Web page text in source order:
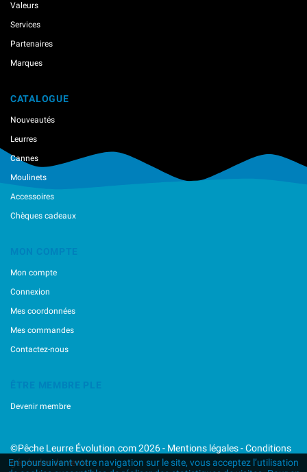
Valeurs
Services
Partenaires
Marques
CATALOGUE
Nouveautés
Leurres
Cannes
Moulinets
Accessoires
Chèques cadeaux
MON COMPTE
Mon compte
Connexion
Mes coordonnées
Mes commandes
Contactez-nous
ÊTRE MEMBRE PLE
Devenir membre
©Pêche Leurre Évolution.com 2026 - Mentions légales-Conditions
générales de vente
En poursuivant votre navigation sur le site, vous acceptez l’utilisation